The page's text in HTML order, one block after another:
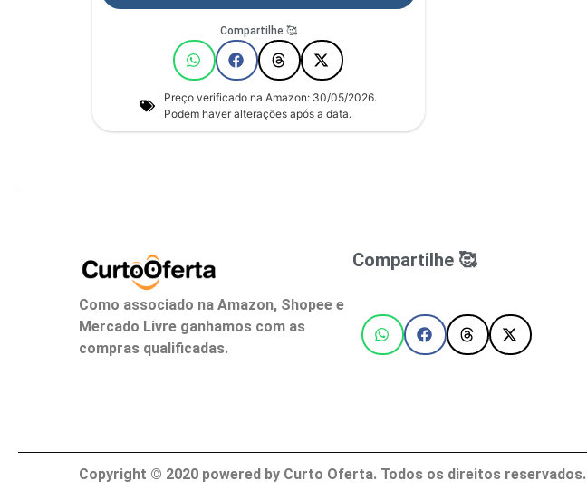
Compartilhe 🥰
Preço verificado na Amazon: 30/05/2026.
Podem haver alterações após a data.
Como associado na Amazon, Shopee e
Mercado Livre ganhamos com as
compras qualificadas.
Compartilhe 🥰
Copyright © 2020 powered by Curto Oferta. Todos os direitos reservados.